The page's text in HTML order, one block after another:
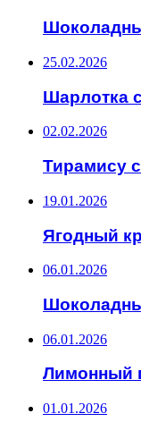
25.02.2026
Шарлотка
02.02.2026
Тирамису
19.01.2026
Ягодный
06.01.2026
06.01.2026
Лимонный
01.01.2026